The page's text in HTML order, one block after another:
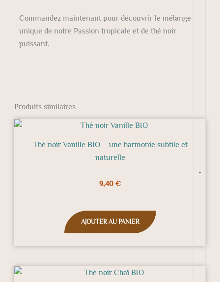
-
Commandez maintenant pour découvrir le mélange
unique de notre Passion tropicale et de thé noir
puissant.
Produits similaires
Thé noir Vanille BIO – une harmonie subtile et
naturelle
9,40 €
AJOUTER AU PANIER